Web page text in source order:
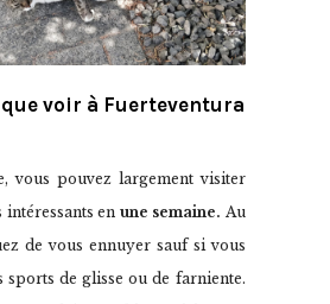
voir à Fuerteventura
vous pouvez largement visiter
intéressants en une semaine. Au
de vous ennuyer sauf si vous
sports de glisse ou de farniente.